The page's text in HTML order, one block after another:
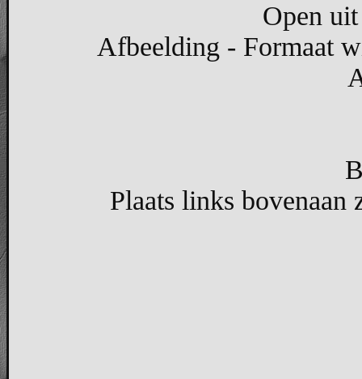
Open
Afbeelding - Formaat
Plaats links bovenaan